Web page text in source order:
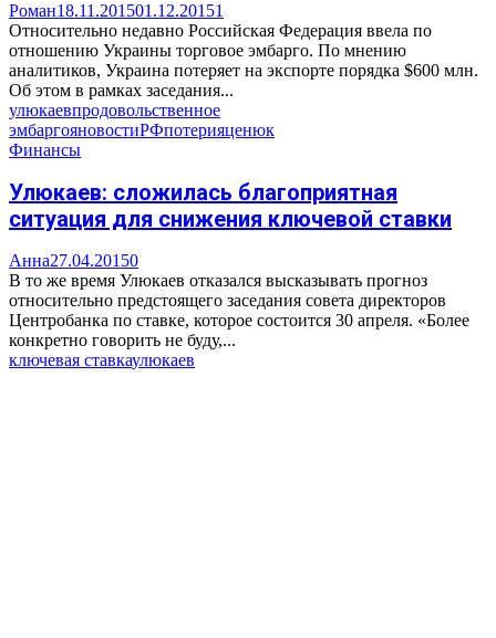
Роман18.11.201501.12.20151
Относительно недавно Российская Федерация ввела по
отношению Украины торговое эмбарго. По мнению
аналитиков, Украина потеряет на экспорте порядка $600 млн.
Об этом в рамках заседания...
улюкаевпродовольственное
эмбаргояновостиРФпотерияценюк
Финансы
Улюкаев: сложилась благоприятная
ситуация для снижения ключевой ставки
Анна27.04.20150
В то же время Улюкаев отказался высказывать прогноз
относительно предстоящего заседания совета директоров
Центробанка по ставке, которое состоится 30 апреля. «Более
конкретно говорить не буду,...
ключевая ставкаулюкаев